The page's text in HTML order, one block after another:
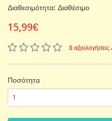
Διαθεσιμότητα: Διαθέσιμο
15,99€
0 αξιολογήσεις
Ποσότητα